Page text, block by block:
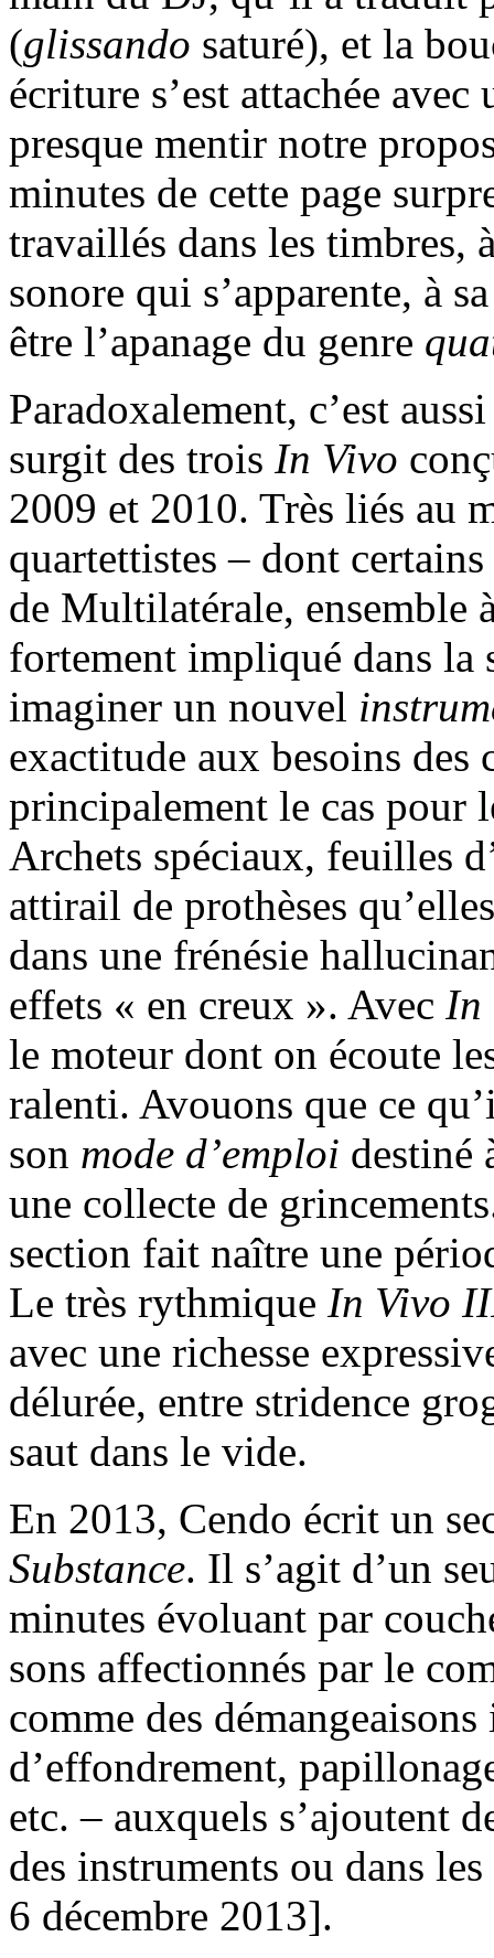
(glissando saturé), et la
écriture s’est attachée
presque mentir notre
minutes de cette page
travaillés dans les timbres,
sonore qui s’apparente, à
être l’apanage du genre
Paradoxalement, c’est
surgit des trois In Vivo
2009 et 2010. Très liés au
quartettistes – dont
de Multilatérale, ensemble
fortement impliqué dans la
imaginer un nouvel
exactitude aux besoins des
principalement le cas pour
Archets spéciaux, feuilles
attirail de prothèses
dans une frénésie
effets « en creux ». Avec In
le moteur dont on écoute
ralenti. Avouons que ce
son mode d’emploi destiné
une collecte de
section fait naître une
Le très rythmique In Vivo
avec une richesse
délurée, entre stridence
saut dans le vide.
En 2013, Cendo écrit un
Substance. Il s’agit d’un
minutes évoluant par
sons affectionnés par le
comme des
d’effondrement,
etc. – auxquels s’ajoutent
des instruments ou dans
6 décembre 2013].